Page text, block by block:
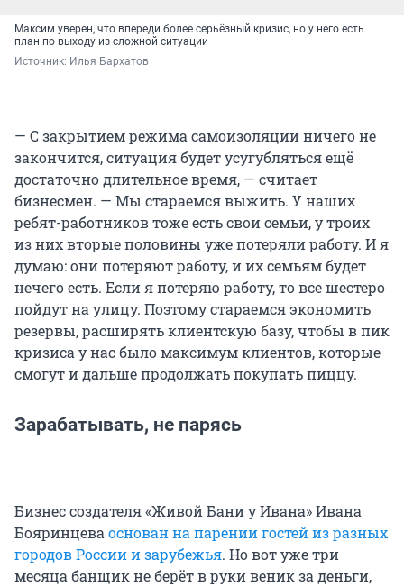
Максим уверен, что впереди более серьёзный кризис, но у него есть
план по выходу из сложной ситуации
Источник: Илья Бархатов
— С закрытием режима самоизоляции ничего не
закончится, ситуация будет усугубляться ещё
достаточно длительное время, — считает
бизнесмен. — Мы стараемся выжить. У наших
ребят-работников тоже есть свои семьи, у троих
из них вторые половины уже потеряли работу. И я
думаю: они потеряют работу, и их семьям будет
нечего есть. Если я потеряю работу, то все шестеро
пойдут на улицу. Поэтому стараемся экономить
резервы, расширять клиентскую базу, чтобы в пик
кризиса у нас было максимум клиентов, которые
смогут и дальше продолжать покупать пиццу.
Зарабатывать, не парясь
Бизнес создателя «Живой Бани у Ивана» Ивана
Бояринцеваоснован на парении гостей из разных
городов России и зарубежья. Но вот уже три
месяца банщик не берёт в руки веник за деньги,